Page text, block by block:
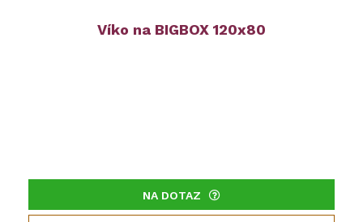
Víko na BIGBOX 120x80
NA DOTAZ